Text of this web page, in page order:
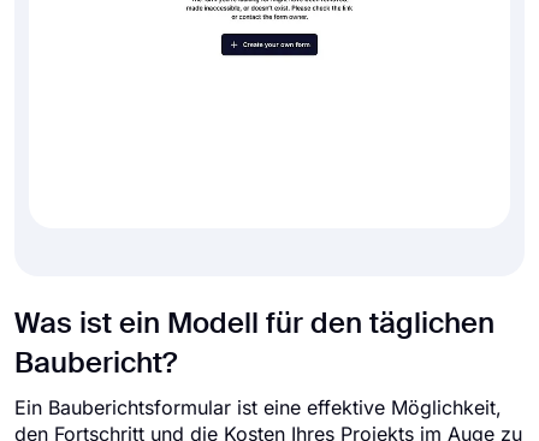
Was ist ein Modell für den täglichen
Baubericht?
Ein Bauberichtsformular ist eine effektive Möglichkeit,
den Fortschritt und die Kosten Ihres Projekts im Auge zu